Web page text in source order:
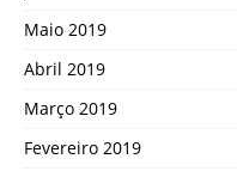
Maio 2019
Abril 2019
Março 2019
Fevereiro 2019